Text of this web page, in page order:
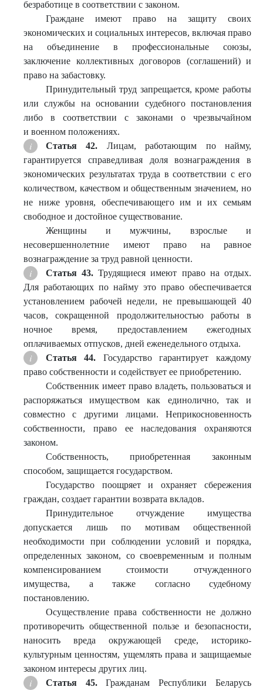
безработице в соответствии с законом.
Граждане имеют право на защиту своих
экономических и социальных интересов, включая право
на объединение в профессиональные союзы,
заключение коллективных договоров (соглашений) и
право на забастовку.
Принудительный труд запрещается, кроме работы
или службы на основании судебного постановления
либо в соответствии с законами о чрезвычайном
и военном положениях.
Статья 42. Лицам, работающим по найму,
гарантируется справедливая доля вознаграждения в
экономических результатах труда в соответствии с его
количеством, качеством и общественным значением, но
не ниже уровня, обеспечивающего им и их семьям
свободное и достойное существование.
Женщины и мужчины, взрослые и
несовершеннолетние имеют право на равное
вознаграждение за труд равной ценности.
Статья 43.Трудящиеся имеют право на отдых.
Для работающих по найму это право обеспечивается
установлением рабочей недели, не превышающей 40
часов, сокращенной продолжительностью работы в
ночное время, предоставлением ежегодных
оплачиваемых отпусков, дней еженедельного отдыха.
Статья 44. Государство гарантирует каждому
право собственности и содействует ее приобретению.
Собственник имеет право владеть, пользоваться и
распоряжаться имуществом как единолично, так и
совместно с другими лицами. Неприкосновенность
собственности, право ее наследования охраняются
законом.
Собственность, приобретенная законным
способом, защищается государством.
Государство поощряет и охраняет сбережения
граждан, создает гарантии возврата вкладов.
Принудительное отчуждение имущества
допускается лишь по мотивам общественной
необходимости при соблюдении условий и порядка,
определенных законом, со своевременным и полным
компенсированием стоимости отчужденного
имущества, а также согласно судебному
постановлению.
Осуществление права собственности не должно
противоречить общественной пользе и безопасности,
наносить вреда окружающей среде, историко-
культурным ценностям, ущемлять права и защищаемые
законом интересы других лиц.
Статья 45.Гражданам Республики Беларусь